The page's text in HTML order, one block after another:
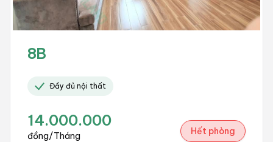
8B
Đầy đủ nội thất
14.000.000
đồng/Tháng Hết phòng